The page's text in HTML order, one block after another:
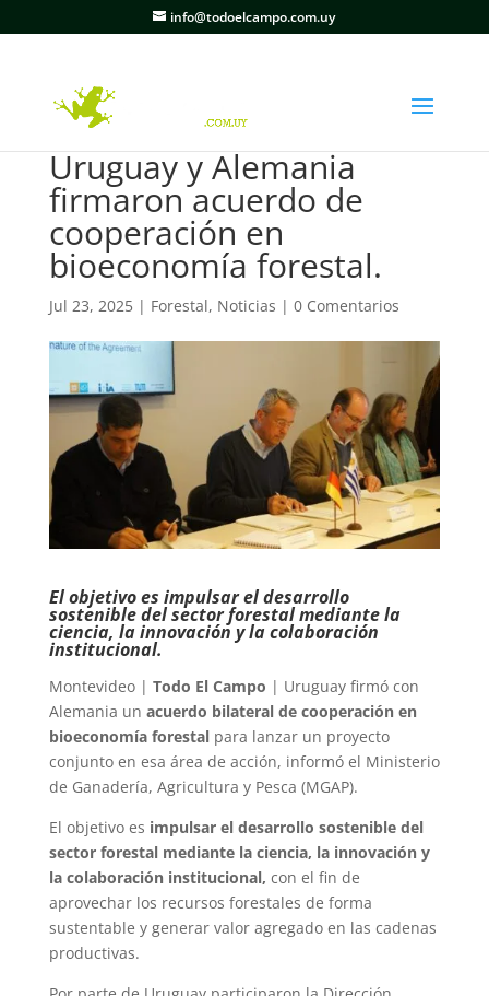
info@todoelcampo.com.uy
Uruguay y Alemania
firmaron acuerdo de
cooperación en
bioeconomía forestal.
Jul 23, 2025| Forestal, Noticias | 0 Comentarios
El objetivo es impulsar el desarrollo
sostenible del sector forestal mediante la
ciencia, la innovación y la colaboración
institucional.
Montevideo | Todo El Campo | Uruguay firmó con
Alemania un acuerdo bilateral de cooperación en
bioeconomía forestalpara lanzar un proyecto
conjunto en esa área de acción, informó el Ministerio
de Ganadería, Agricultura y Pesca (MGAP).
El objetivo es impulsar el desarrollo sostenible del
sector forestal mediante la ciencia, la innovación y
la colaboración institucional, con el fin de
aprovechar los recursos forestales de forma
sustentable y generar valor agregado en las cadenas
productivas.